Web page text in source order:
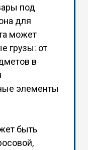
под
для
может
грузы: от
в
элементы
быть